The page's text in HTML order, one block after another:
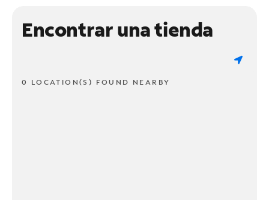
Encontrar una tienda
0 LOCATION(S) FOUND NEARBY